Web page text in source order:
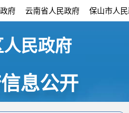
府 云南省人民政府 保山市人
人民政府
息公开